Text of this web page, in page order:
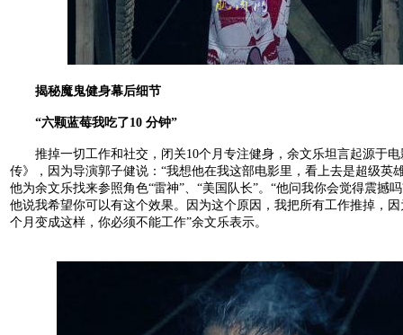
揭秘魔鬼健身幕后细节
“六颗蓝莓我吃了10 分钟”
推掉一切工作和社交，闭关10个月专注健身，余文乐坦言起源于电
传》，因为导演郭子健说：“我想他在我这部电影里，看上去是超级英
他为余文乐找来参照角色“雷神”、“美国队长”。“他问我你会觉得震撼
他说我希望你可以有这个效果。因为这个原因，我把所有工作推掉，因
个月变成这样，你必须不能工作”余文乐表示。